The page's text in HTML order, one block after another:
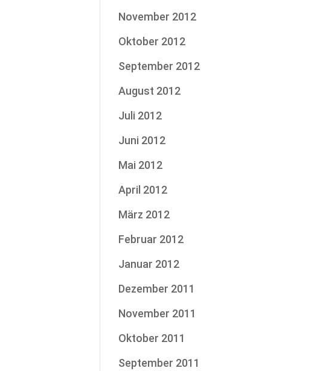
November 2012
Oktober 2012
September 2012
August 2012
Juli 2012
Juni 2012
Mai 2012
April 2012
März 2012
Februar 2012
Januar 2012
Dezember 2011
November 2011
Oktober 2011
September 2011